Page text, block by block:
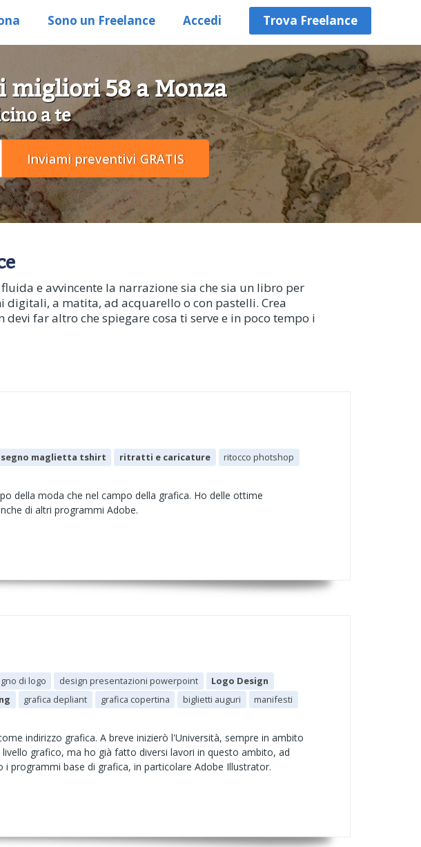
Sono un Freelance Accedi Trova Freelance
58 a Monza
a te
e avvincente la narrazione sia che sia un libro per
a matita, ad acquarello o con pastelli. Crea
far altro che spiegare cosa ti serve e in poco tempo i
maglietta tshirt ritratti e caricature
ritocco photshop
della moda che nel campo della grafica. Ho delle ottime
di altri programmi Adobe.
di logo design presentazioni powerpoint
Logo Design
grafica depliant grafica copertina biglietti auguri
manifesti
indirizzo grafica. A breve inizierò l'Università, sempre in ambito
grafico, ma ho già fatto diversi lavori in questo ambito, ad
programmi base di grafica, in particolare Adobe Illustrator.